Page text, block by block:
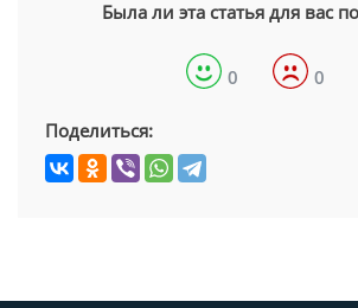
Была ли эта статья для вас
0 0
Поделиться: